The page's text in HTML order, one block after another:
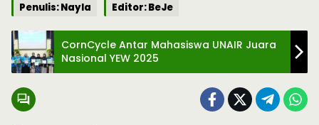
Penulis: Nayla Editor: BeJe
CornCycle Antar Mahasiswa UNAIR Juara
Nasional YEW 2025